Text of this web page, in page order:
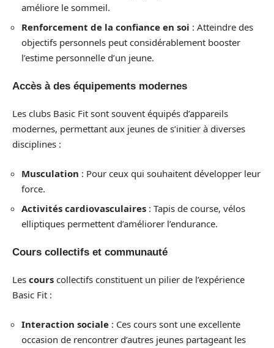
améliore le sommeil.
Renforcement de la confiance en soi : Atteindre des
objectifs personnels peut considérablement booster
l’estime personnelle d’un jeune.
Accès à des équipements modernes
Les clubs Basic Fit sont souvent équipés d’appareils
modernes, permettant aux jeunes de s’initier à diverses
disciplines :
Musculation : Pour ceux qui souhaitent développer leur
force.
Activités cardiovasculaires : Tapis de course, vélos
elliptiques permettent d’améliorer l’endurance.
Cours collectifs et communauté
Les cours collectifs constituent un pilier de l’expérience
Basic Fit :
Interaction sociale : Ces cours sont une excellente
occasion de rencontrer d’autres jeunes partageant les